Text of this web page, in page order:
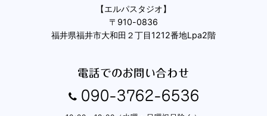
【エルパスタジオ】
〒910-0836
福井県福井市大和田２丁目1212番地Lpa2階
電話でのお問い合わせ
090-3762-6536